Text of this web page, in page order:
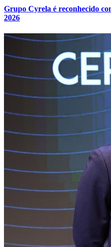
Grupo Cyrela é reconhecido
2026